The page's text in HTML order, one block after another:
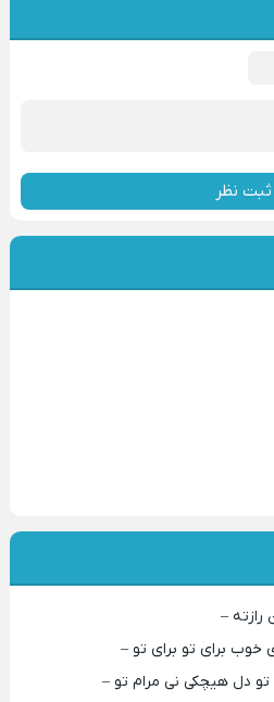
ثبت نظر
رازته –
خوب برای تو برای تو –
دل هیچکی نی مرام تو –